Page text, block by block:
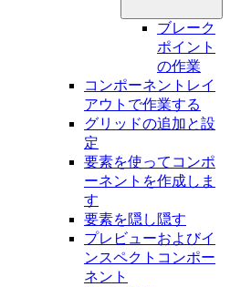
ブレーク
ポイント
の作業
コンポーネントレイ
アウトで作業する
グリッドの追加と設
定
要素を使ってコンポ
ーネントを作成しま
す
要素を隠し隠す
プレビューおよびイ
ンスペクトコンポー
ネント